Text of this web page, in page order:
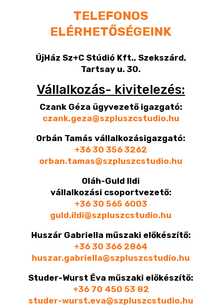
TELEFONOS
ELÉRHETŐSÉGEINK
ÚjHáz Sz+C Stúdió Kft., Szekszárd,
Tartsay u. 30.
Vállalkozás- kivitelezés:
Czank Géza ügyvezető igazgató:
czank.geza@szpluszcstudio.hu
Orbán Tamás vállalkozásigazgató:
+36 30 356 3262
orban.tamas@szpluszcstudio.hu
Oláh-Guld Ildi
vállalkozási csoportvezető:
+36 30 565 6003
guld.ildi@szpluszcstudio.hu
Huszár Gabriella műszaki előkészítő:
+36 30 366 2864
huszar.gabriella@szpluszcstudio.hu
Studer-Wurst Éva műszaki előkészítő:
+36 70 450 53 82
studer-wurst.eva@szpluszcstudio.hu